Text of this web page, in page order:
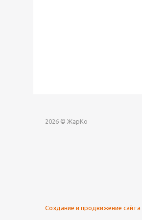
2026 © ЖарКо
Создание и продвижение сайта